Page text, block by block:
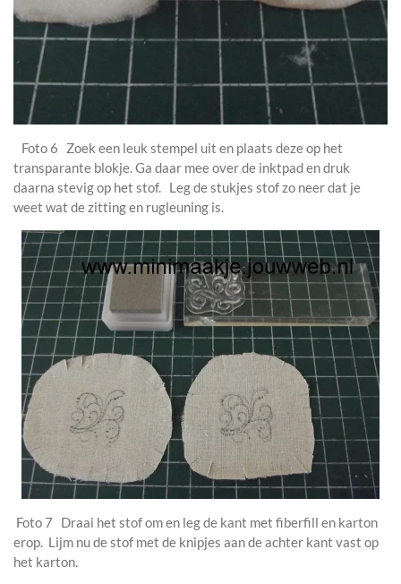
Foto 6 Zoek een leuk stempel uit en plaats deze op het
transparante blokje. Ga daar mee over de inktpad en druk
daarna stevig op het stof. Leg de stukjes stof zo neer dat je
weet wat de zitting en rugleuning is.
Foto 7 Draai het stof om en leg de kant met fiberfill en karton
erop. Lijm nu de stof met de knipjes aan de achter kant vast op
het karton.